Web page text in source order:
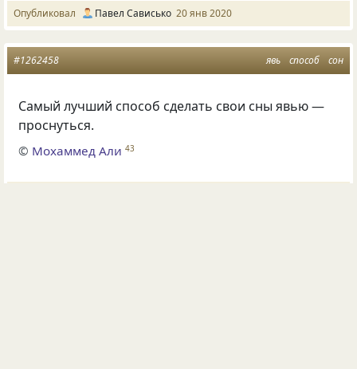
Опубликовал Павел Сависько 20 янв 2020
явь способ сон
#1262458
Самый лучший способ сделать свои сны явью —
проснуться.
© Мохаммед Али 43